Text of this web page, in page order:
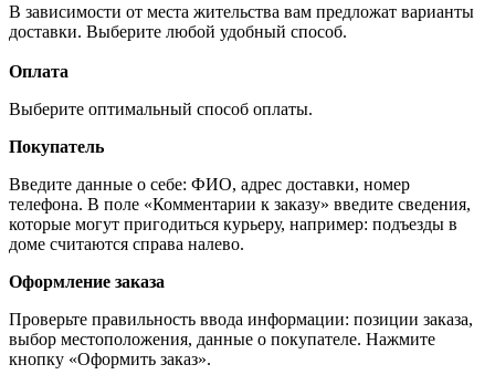
В зависимости от места жительства вам предложат варианты
доставки. Выберите любой удобный способ.
Оплата
Выберите оптимальный способ оплаты.
Покупатель
Введите данные о себе: ФИО, адрес доставки, номер
телефона. В поле «Комментарии к заказу» введите сведения,
которые могут пригодиться курьеру, например: подъезды в
доме считаются справа налево.
Оформление заказа
Проверьте правильность ввода информации: позиции заказа,
выбор местоположения, данные о покупателе. Нажмите
кнопку «Оформить заказ».